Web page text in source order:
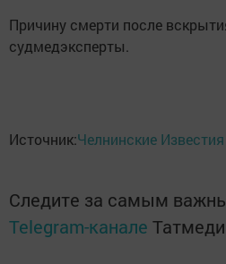
Причину смерти после
судмедэксперты.
Источник:Челнинские Известия
Следите за самым
Telegram-канале